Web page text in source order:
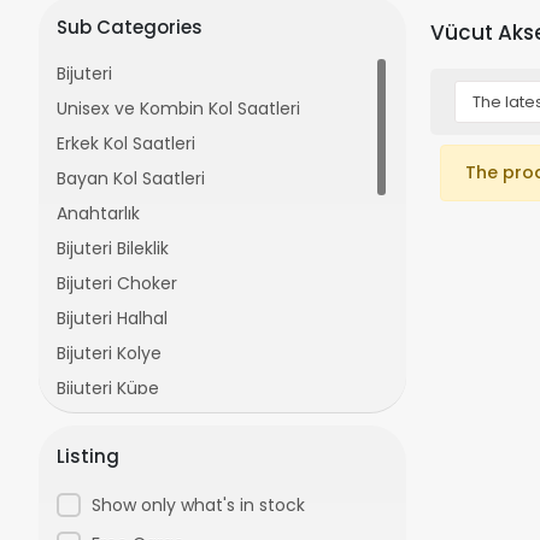
Sub Categories
Bijuteri
Unisex ve Kombin Kol Saatleri
Erkek Kol Saatleri
Bayan Kol Saatleri
Anahtarlık
Bijuteri Bileklik
Bijuteri Choker
Bijuteri Halhal
Bijuteri Kolye
Bijuteri Küpe
Bijuteri Yüzük
Gözlük Aksesuar
Tokalar
Listing
Show only what's in stock
Vücut
The